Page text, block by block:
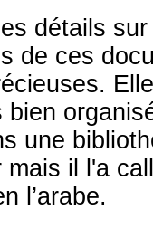
détails
de ces
une
il l'a
l’arabe.